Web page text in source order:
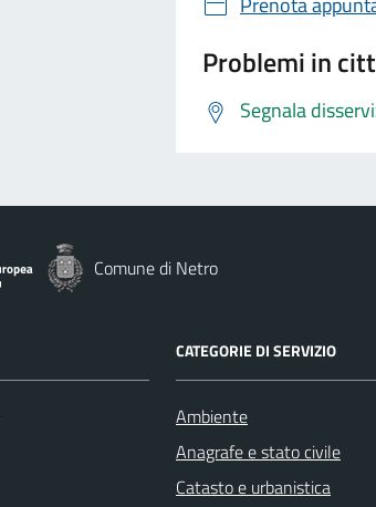
Problemi in
Segnala
Comune di Netro
CATEGORIE DI SERVIZIO
Ambiente
Anagrafe e stato civile
Catasto e urbanistica